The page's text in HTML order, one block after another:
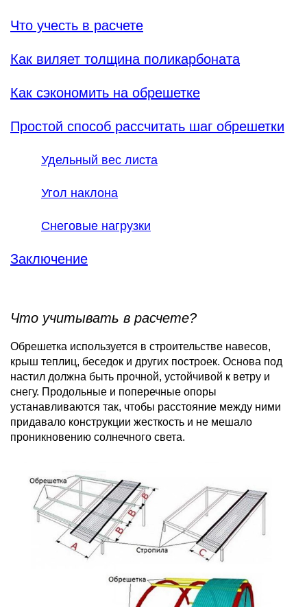
Что учесть в расчете
Как виляет толщина поликарбоната
Как сэкономить на обрешетке
Простой способ рассчитать шаг обрешетки
Удельный вес листа
Угол наклона
Снеговые нагрузки
Заключение
Что учитывать в расчете?
Обрешетка используется в строительстве навесов,
крыш теплиц, беседок и других построек. Основа под
настил должна быть прочной, устойчивой к ветру и
снегу. Продольные и поперечные опоры
устанавливаются так, чтобы расстояние между ними
придавало конструкции жесткость и не мешало
проникновению солнечного света.